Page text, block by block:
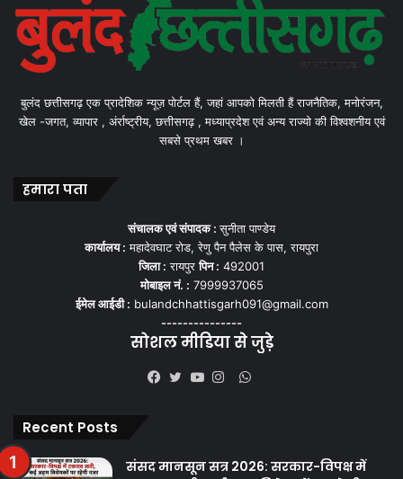
बुलंद छत्तीसगढ़ एक प्रादेशिक न्यूज़ पोर्टल हैं, जहां आपको मिलती हैं राजनैतिक, मनोरंजन,
खेल -जगत, व्यापार , अंर्राष्ट्रीय, छत्तीसगढ़ , मध्याप्रदेश एवं अन्य राज्यो की विश्वशनीय एवं
सबसे प्रथम खबर ।
हमारा पता
संचालक एवं संपादक :सुनीता पाण्डेय
कार्यालय : महादेवघाट रोड, रेणु पैन पैलेस के पास, रायपुरा
जिला : रायपुरपिन : 492001
मोबाइल नं. : 7999937065
ईमेल आईडी : bulandchhattisgarh091@gmail.com
---------------
सोशल मीडिया से जुड़े
WhatsApp
Recent Posts
संसद मानसून सत्र 2026: सरकार-विपक्ष में